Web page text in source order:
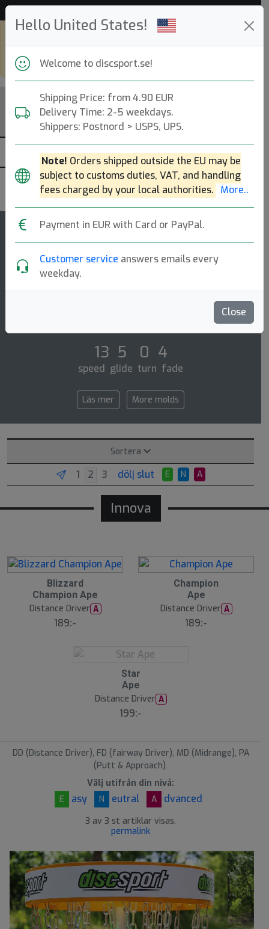
Hello United States!
Welcome to discsport.se!
Shipping Price: from 4.90 EUR
Delivery Time: 2-5 weekdays.
Shippers: Postnord > USPS, UPS.
Note! Orders shipped outside the EU may be
subject to customs duties, VAT, and handling
fees charged by your local authorities. More..
Payment in EUR with Card or PayPal.
Customer service answers emails every
weekday.
Close
english, go todiscsport.com
Innova
Ape
A fast long-range distance driver with great
stability. expect consistent and accurate flights from
this disc. the ape is great for powerful [...]
13 5 0 4
speed glide turn fade
Läs mer More molds
Sortera
dölj slut E N A
Innova
Blizzard
Champion Ape
Distance Driver A
189:-
Champion
Ape
Distance Driver A
189:-
Star
Ape
Distance Driver A
199:-
DD (Distance Driver), FD (fairway Driver), MD (Midrange), PA
(Putt & Approach).
Välj utifrån din nivå:
E
asy N eutral A dvanced
3 av 3 st artiklar visas.
permalink